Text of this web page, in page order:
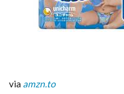
via amzn.to